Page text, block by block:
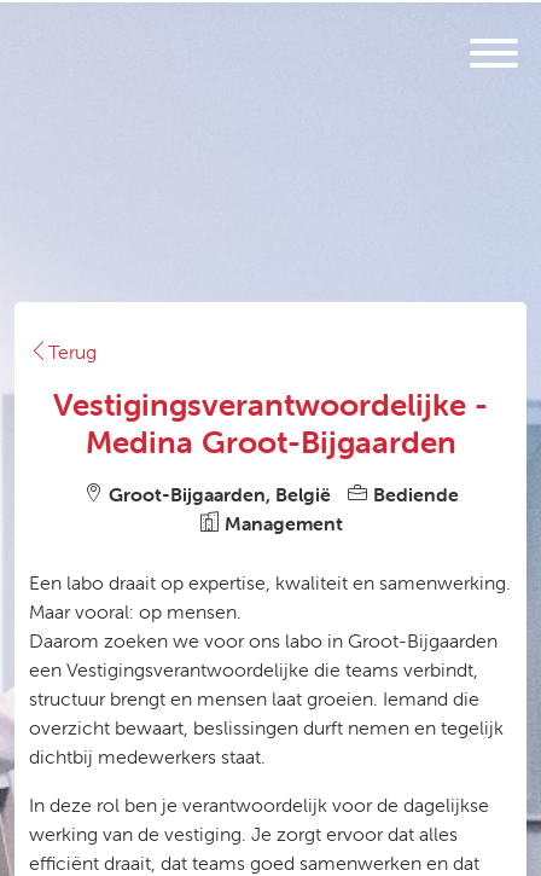
Terug
Vestigingsverantwoordelijke -
Medina Groot-Bijgaarden
Groot-Bijgaarden, België
Bediende
Management
Een labo draait op expertise, kwaliteit en samenwerking.
Maar vooral: op mensen.
Daarom zoeken we voor ons labo in Groot-Bijgaarden
een Vestigingsverantwoordelijke die teams verbindt,
structuur brengt en mensen laat groeien. Iemand die
overzicht bewaart, beslissingen durft nemen en tegelijk
dichtbij medewerkers staat.
In deze rol ben je verantwoordelijk voor de dagelijkse
werking van de vestiging. Je zorgt ervoor dat alles
efficiënt draait, dat teams goed samenwerken en dat